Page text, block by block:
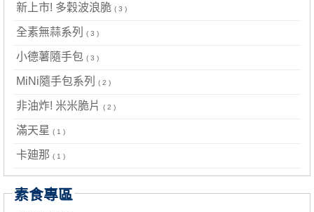
新上市! 多穀波浪脆 ( 3 )
全素無蒜系列 ( 3 )
小德薯隨手包 ( 3 )
MiNi隨手包系列 ( 2 )
非油炸! 米米脆片 ( 2 )
滿天星 ( 1 )
卡廸那 ( 1 )
素食專區